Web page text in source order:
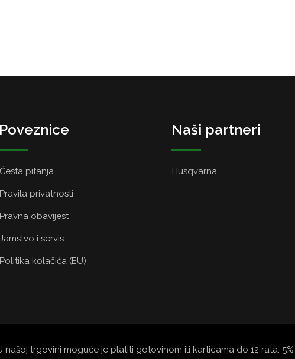
Poveznice
Česta pitanja
Pravila privatnosti
Pravna obavijest
Jamstvo i servis
Politika kolačića (EU)
Naši partneri
Husqvarna
našoj trgovini moguće je platiti gotovinom ili karticama do 12 rata.